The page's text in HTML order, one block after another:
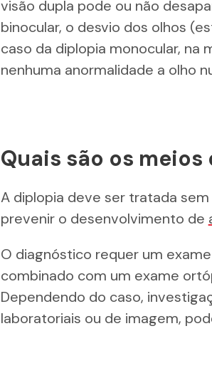
visão dupla pode ou não
binocular, o desvio dos olhos
caso da diplopia monocular, na
nenhuma anormalidade a olho
Quais são os
A diplopia deve ser tratada
prevenir o desenvolvimento de
O diagnóstico requer um
combinado com um exame
Dependendo do caso,
laboratoriais ou de imagem,